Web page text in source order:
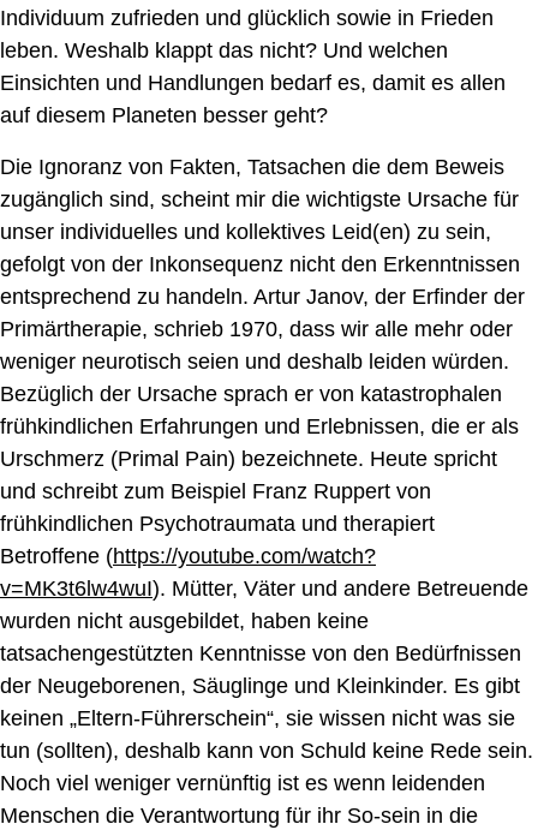
Individuum zufrieden und glücklich sowie in Frieden
leben. Weshalb klappt das nicht? Und welchen
Einsichten und Handlungen bedarf es, damit es allen
auf diesem Planeten besser geht?
Die Ignoranz von Fakten, Tatsachen die dem Beweis
zugänglich sind, scheint mir die wichtigste Ursache für
unser individuelles und kollektives Leid(en) zu sein,
gefolgt von der Inkonsequenz nicht den Erkenntnissen
entsprechend zu handeln. Artur Janov, der Erfinder der
Primärtherapie, schrieb 1970, dass wir alle mehr oder
weniger neurotisch seien und deshalb leiden würden.
Bezüglich der Ursache sprach er von katastrophalen
frühkindlichen Erfahrungen und Erlebnissen, die er als
Urschmerz (Primal Pain) bezeichnete. Heute spricht
und schreibt zum Beispiel Franz Ruppert von
frühkindlichen Psychotraumata und therapiert
Betroffene (https://youtube.com/watch?
v=MK3t6lw4wuI). Mütter, Väter und andere Betreuende
wurden nicht ausgebildet, haben keine
tatsachengestützten Kenntnisse von den Bedürfnissen
der Neugeborenen, Säuglinge und Kleinkinder. Es gibt
keinen „Eltern-Führerschein“, sie wissen nicht was sie
tun (sollten), deshalb kann von Schuld keine Rede sein.
Noch viel weniger vernünftig ist es wenn leidenden
Menschen die Verantwortung für ihr So-sein in die